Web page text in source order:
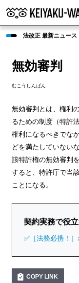
法改正 最新ニュース
無効審判
むこうしんぱん
無効審判とは、権利
るための制度（特許
権利になるべきでな
どを満たしていない
該特許権の無効審判
すると、特許庁で当
ことになる。
契約実務で役
✅［法務必携！
COPY LINK